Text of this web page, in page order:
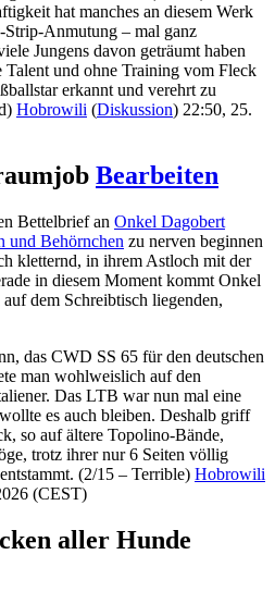
hat manches an diesem Werk
Strip-Anmutung – mal ganz
Jungens davon geträumt haben
Talent und ohne Training vom Fleck
erkannt und verehrt zu
Hobrowili (Diskussion) 22:50, 25.
Bearbeiten
Bettelbrief an Onkel Dagobert
und Behörnchen zu nerven beginnen
kletternd, in ihrem Astloch mit der
in diesem Moment kommt Onkel
dem Schreibtisch liegenden,
das CWD SS 65 für den deutschen
man wohlweislich auf den
Das LTB war nun mal eine
es auch bleiben. Deshalb griff
so auf ältere Topolino-Bände,
trotz ihrer nur 6 Seiten völlig
entstammt. (2/15 – Terrible) Hobrowili
(CEST)
aller Hunde